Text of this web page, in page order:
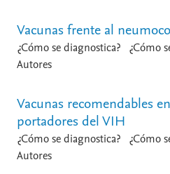
Vacunas frente al
¿Cómo se diagnostica? ¿Cómo
Autores
Vacunas recomendables
portadores del VIH
¿Cómo se diagnostica? ¿Cómo
Autores